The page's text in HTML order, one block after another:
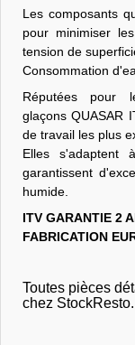
Les composants
pour minimiser
tension de
Consommation
Réputées pour
glaçons QUASAR
de travail les plus
Elles s'adaptent
garantissent
humide.
ITV GARANTIE 2
FABRICATION
Toutes pièces
chez StockResto.